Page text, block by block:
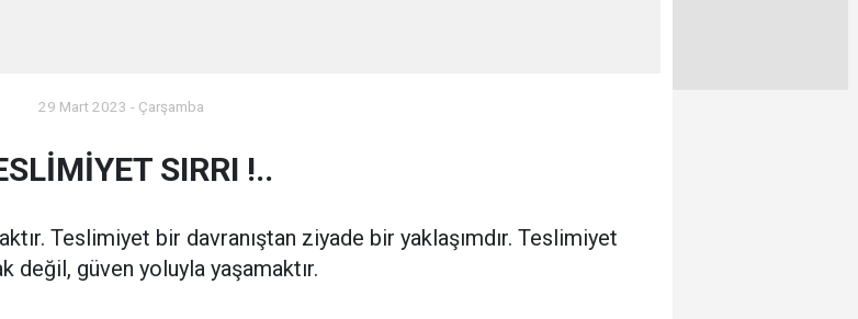
29 Mart 2023 - Çarşamba
SIRRI !..
Teslimiyet bir davranıştan ziyade bir yaklaşımdır. Teslimiyet
değil, güven yoluyla yaşamaktır.